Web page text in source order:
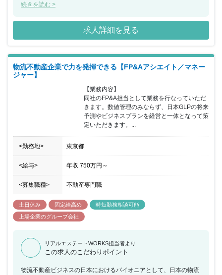
ムで何かを成し遂げたいと考えている方におススメの求人です。ま
制度など女性のライフイベントにも沿った制度が整っております。
続きを読む >
求人詳細を見る
物流不動産企業で力を発揮できる【FP&Aアシエイト／マネー
ジャー】
【業務内容】
同社のFP&A担当として業務を行なっていただ
きます。数値管理のみならず、日本GLPの将来
予測やビジネスプランを経営と一体となって策
定いただきます。...
<勤務地> 東京都
<給与> 年収 750万円 ～
<募集職種> 不動産専門職
土日休み 固定給高め
時短勤務相談可能
上場企業のグループ会社
リアルエステートWORKS担当者より
この求人のこだわりポイント
物流不動産ビジネスの日本におけるパイオニアとして、日本の物流